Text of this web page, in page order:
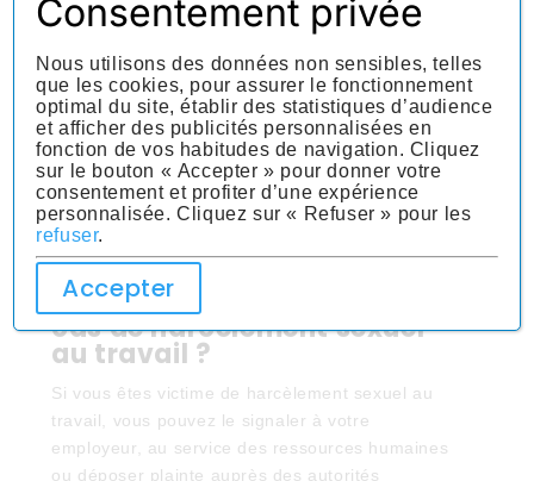
grandes entreprises d’avoir au moins 40% de
femmes dans leurs conseils d’administration.
Quelles sanctions existent
pour le non-respect des lois
sur l’égalité professionnelle ?
Les entreprises qui ne respectent pas les lois sur
l’égalité professionnelle peuvent être
sanctionnées
financièrement
et être contraintes à
mettre en place des actions correctives.
Comment puis-je signaler un
cas de harcèlement sexuel
au travail ?
Si vous êtes victime de harcèlement sexuel au
travail, vous pouvez le signaler à votre
employeur, au service des ressources humaines
ou déposer plainte auprès des autorités
Consentement privée
Nous utilisons des données non sensibles, telles
que les cookies, pour assurer le fonctionnement
optimal du site, établir des statistiques d’audience
et afficher des publicités personnalisées en
fonction de vos habitudes de navigation. Cliquez
sur le bouton « Accepter » pour donner votre
consentement et profiter d’une expérience
personnalisée. Cliquez sur « Refuser » pour les
refuser.
Accepter